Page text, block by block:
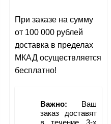
При заказе на сумму
от 100 000 рублей
доставка в пределах
МКАД осуществляется
бесплатно!
Важно: Ваш
заказ доставят